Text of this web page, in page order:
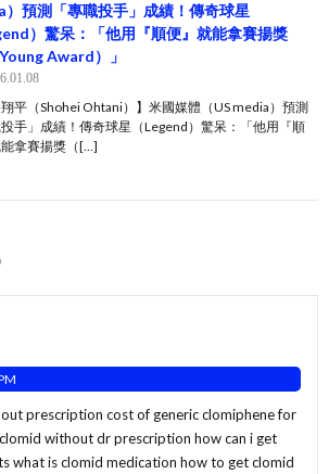
）預測「專職投手」成績！傳奇球星
）驚呆：「他用『順便』就能拿賽揚獎
Young Award）」
翔平（Shohei Ohtani）】米國媒體（US media）預測
投手」成績！傳奇球星（Legend）驚呆：「他用『順
拿賽揚獎（[…]
prescription cost of generic clomiphene for
without dr prescription how can i get
what is clomid medication how to get clomid